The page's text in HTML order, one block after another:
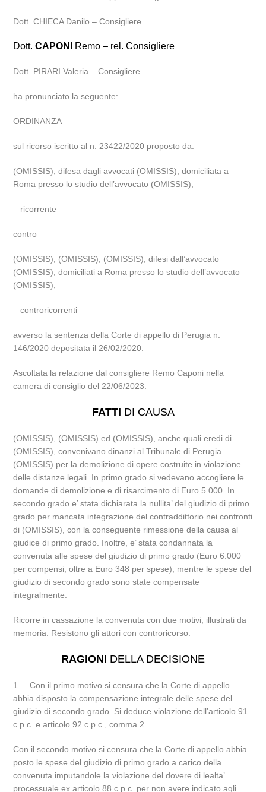
Dott. CHIECA Danilo – Consigliere
Dott.CAPONI Remo – rel. Consigliere
Dott. PIRARI Valeria – Consigliere
ha pronunciato la seguente:
ORDINANZA
sul ricorso iscritto al n. 23422/2020 proposto da:
(OMISSIS), difesa dagli avvocati (OMISSIS), domiciliata a
Roma presso lo studio dell’avvocato (OMISSIS);
– ricorrente –
contro
(OMISSIS), (OMISSIS), (OMISSIS), difesi dall’avvocato
(OMISSIS), domiciliati a Roma presso lo studio dell’avvocato
(OMISSIS);
– controricorrenti –
avverso la sentenza della Corte di appello di Perugia n.
146/2020 depositata il 26/02/2020.
Ascoltata la relazione dal consigliere Remo Caponi nella
camera di consiglio del 22/06/2023.
FATTI DI CAUSA
(OMISSIS), (OMISSIS) ed (OMISSIS), anche quali eredi di
(OMISSIS), convenivano dinanzi al Tribunale di Perugia
(OMISSIS) per la demolizione di opere costruite in violazione
delle distanze legali. In primo grado si vedevano accogliere le
domande di demolizione e di risarcimento di Euro 5.000. In
secondo grado e’ stata dichiarata la nullita’ del giudizio di primo
grado per mancata integrazione del contraddittorio nei confronti
di (OMISSIS), con la conseguente rimessione della causa al
giudice di primo grado. Inoltre, e’ stata condannata la
convenuta alle spese del giudizio di primo grado (Euro 6.000
per compensi, oltre a Euro 348 per spese), mentre le spese del
giudizio di secondo grado sono state compensate
integralmente.
Ricorre in cassazione la convenuta con due motivi, illustrati da
memoria. Resistono gli attori con controricorso.
RAGIONI DELLA DECISIONE
1. – Con il primo motivo si censura che la Corte di appello
abbia disposto la compensazione integrale delle spese del
giudizio di secondo grado. Si deduce violazione dell’articolo 91
c.p.c. e articolo 92 c.p.c., comma 2.
Con il secondo motivo si censura che la Corte di appello abbia
posto le spese del giudizio di primo grado a carico della
convenuta imputandole la violazione del dovere di lealta’
processuale ex articolo 88 c.p.c. per non avere indicato agli